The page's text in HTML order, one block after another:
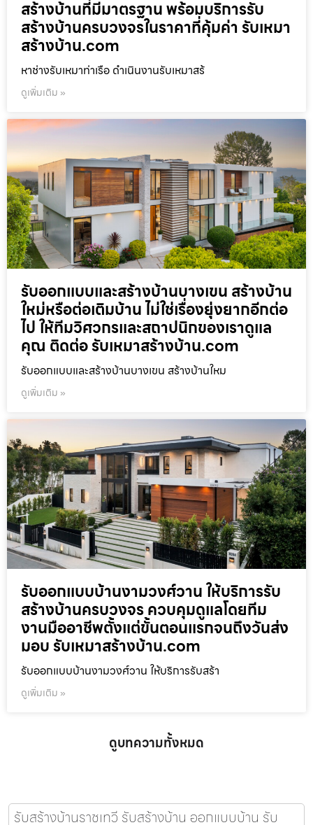
สร้างบ้านที่มีมาตรฐาน พร้อมบริการรับ
สร้างบ้านครบวงจรในราคาที่คุ้มค่า รับเหมา
สร้างบ้าน.com
หาช่างรับเหมาท่าเรือ ดำเนินงานรับเหมาสร้
ดูเพิ่มเติม »
รับออกแบบและสร้างบ้านบางเขน สร้างบ้าน
ใหม่หรือต่อเติมบ้าน ไม่ใช่เรื่องยุ่งยากอีกต่อ
ไป ให้ทีมวิศวกรและสถาปนิกของเราดูแล
คุณ ติดต่อ รับเหมาสร้างบ้าน.com
รับออกแบบและสร้างบ้านบางเขน สร้างบ้านใหม
ดูเพิ่มเติม »
รับออกแบบบ้านงามวงศ์วาน ให้บริการรับ
สร้างบ้านครบวงจร ควบคุมดูแลโดยทีม
งานมืออาชีพตั้งแต่ขั้นตอนแรกจนถึงวันส่ง
มอบ รับเหมาสร้างบ้าน.com
รับออกแบบบ้านงามวงศ์วาน ให้บริการรับสร้า
ดูเพิ่มเติม »
ดูบทความทั้งหมด
รับสร้างบ้านราชเทวี รับสร้างบ้าน ออกแบบบ้าน รับ